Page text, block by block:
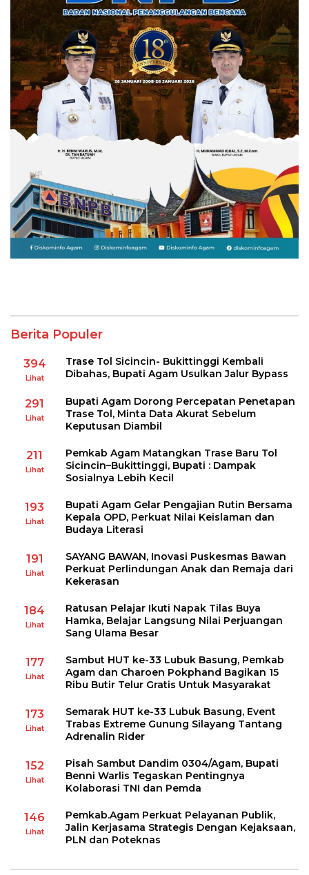
Berita Populer
394
Lihat
Trase Tol Sicincin- Bukittinggi Kembali
Dibahas, Bupati Agam Usulkan Jalur Bypass
291
Lihat
Bupati Agam Dorong Percepatan Penetapan
Trase Tol, Minta Data Akurat Sebelum
Keputusan Diambil
211
Lihat
Pemkab Agam Matangkan Trase Baru Tol
Sicincin–Bukittinggi, Bupati : Dampak
Sosialnya Lebih Kecil
193
Lihat
Bupati Agam Gelar Pengajian Rutin Bersama
Kepala OPD, Perkuat Nilai Keislaman dan
Budaya Literasi
191
Lihat
SAYANG BAWAN, Inovasi Puskesmas Bawan
Perkuat Perlindungan Anak dan Remaja dari
Kekerasan
184
Lihat
Ratusan Pelajar Ikuti Napak Tilas Buya
Hamka, Belajar Langsung Nilai Perjuangan
Sang Ulama Besar
177
Lihat
Sambut HUT ke-33 Lubuk Basung, Pemkab
Agam dan Charoen Pokphand Bagikan 15
Ribu Butir Telur Gratis Untuk Masyarakat
173
Lihat
Semarak HUT ke-33 Lubuk Basung, Event
Trabas Extreme Gunung Silayang Tantang
Adrenalin Rider
152
Lihat
Pisah Sambut Dandim 0304/Agam, Bupati
Benni Warlis Tegaskan Pentingnya
Kolaborasi TNI dan Pemda
146
Lihat
Pemkab.Agam Perkuat Pelayanan Publik,
Jalin Kerjasama Strategis Dengan Kejaksaan,
PLN dan Poteknas